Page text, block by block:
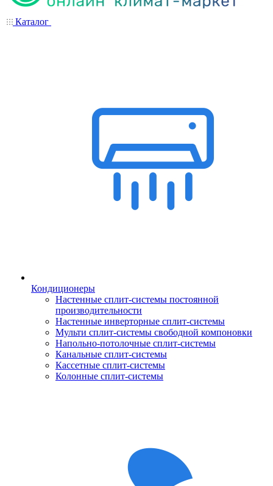
Каталог
Кондиционеры
Настенные сплит-системы постоянной
производительности
Настенные инверторные сплит-системы
Мульти сплит-системы свободной компоновки
Напольно-потолочные сплит-системы
Канальные сплит-системы
Кассетные сплит-системы
Колонные сплит-системы